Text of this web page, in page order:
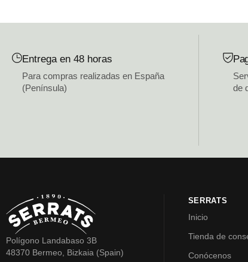
Entrega en 48 horas
Para compras realizadas en España
(Península)
de
Polígono Landabaso 3B
48370 Bermeo, Bizkaia (Spain)
SERRATS
Inicio
Tienda de
Conócenos